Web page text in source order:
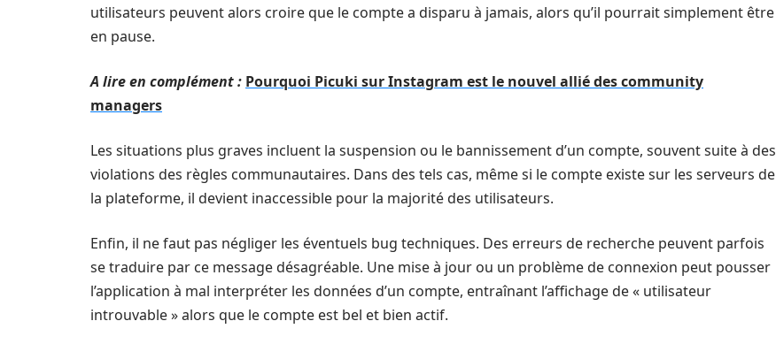
utilisateurs peuvent alors croire que le compte a disparu à jamais, alors qu’il pourrait simplement être
en pause.
A lire en complément : Pourquoi Picuki sur Instagram est le nouvel allié des community
managers
Les situations plus graves incluent la suspension ou le bannissement d’un compte, souvent suite à des
violations des règles communautaires. Dans des tels cas, même si le compte existe sur les serveurs de
la plateforme, il devient inaccessible pour la majorité des utilisateurs.
Enfin, il ne faut pas négliger les éventuels bug techniques. Des erreurs de recherche peuvent parfois
se traduire par ce message désagréable. Une mise à jour ou un problème de connexion peut pousser
l’application à mal interpréter les données d’un compte, entraînant l’affichage de « utilisateur
introuvable » alors que le compte est bel et bien actif.